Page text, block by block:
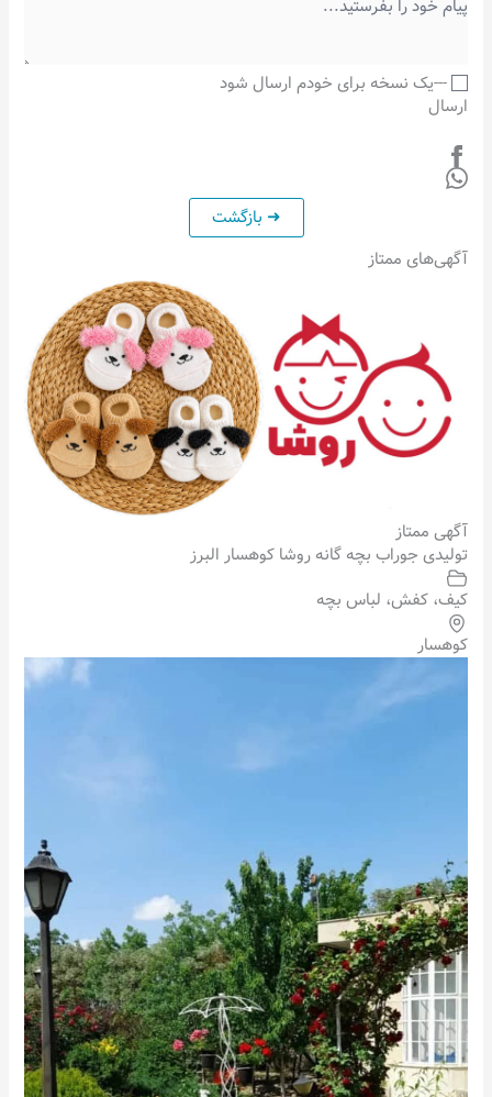
---یک نسخه برای خودم ارسال شود
ارسال
آگهی‌های ممتاز
آگهی ممتاز
تولیدی جوراب بچه گانه روشا کوهسار البرز
کیف، کفش، لباس بچه
کوهسار